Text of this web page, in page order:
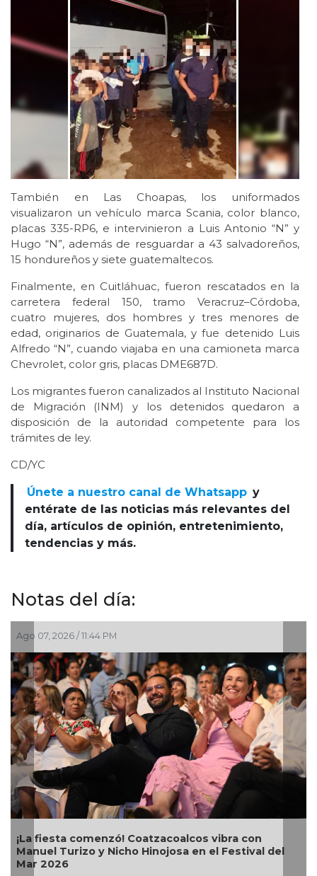
También en Las Choapas, los uniformados
visualizaron un vehículo marca Scania, color blanco,
placas 335-RP6, e intervinieron a Luis Antonio “N” y
Hugo “N”, además de resguardar a 43 salvadoreños,
15 hondureños y siete guatemaltecos.
Finalmente, en Cuitláhuac, fueron rescatados en la
carretera federal 150, tramo Veracruz–Córdoba,
cuatro mujeres, dos hombres y tres menores de
edad, originarios de Guatemala, y fue detenido Luis
Alfredo “N”, cuando viajaba en una camioneta marca
Chevrolet, color gris, placas DME687D.
Los migrantes fueron canalizados al Instituto Nacional
de Migración (INM) y los detenidos quedaron a
disposición de la autoridad competente para los
trámites de ley.
CD/YC
Únete a nuestro canal de Whatsapp y
entérate de las noticias más relevantes del
día, artículos de opinión, entretenimiento,
tendencias y más.
Notas del día:
vibra con
el Festival del
Ago 07, 2026 / 8:42 PM
Alcalde Samuel Acosta inaugura la
Bugambilias en El Tejar